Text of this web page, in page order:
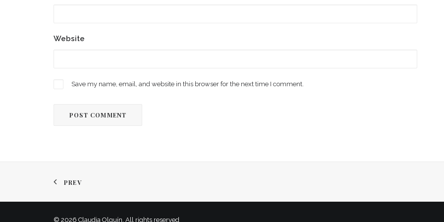
Website
Save my name, email, and website in this browser for the next time I comment.
PREV
© 2026 Claudia Olguín. All rights reserved